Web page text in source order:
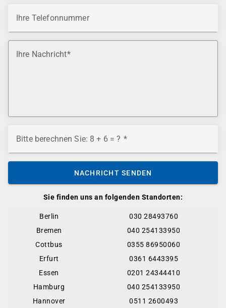
Sie finden uns an folgenden Standorten:
Berlin
030 28493760
Bremen
040 254133950
Cottbus
0355 86950060
Erfurt
0361 6443395
Essen
0201 24344410
Hamburg
040 254133950
Hannover
0511 2600493
Ihre Telefonnummer
Ihre Nachricht
Bitte berechnen Sie: 8 + 6 = ?
NACHRICHT SENDEN